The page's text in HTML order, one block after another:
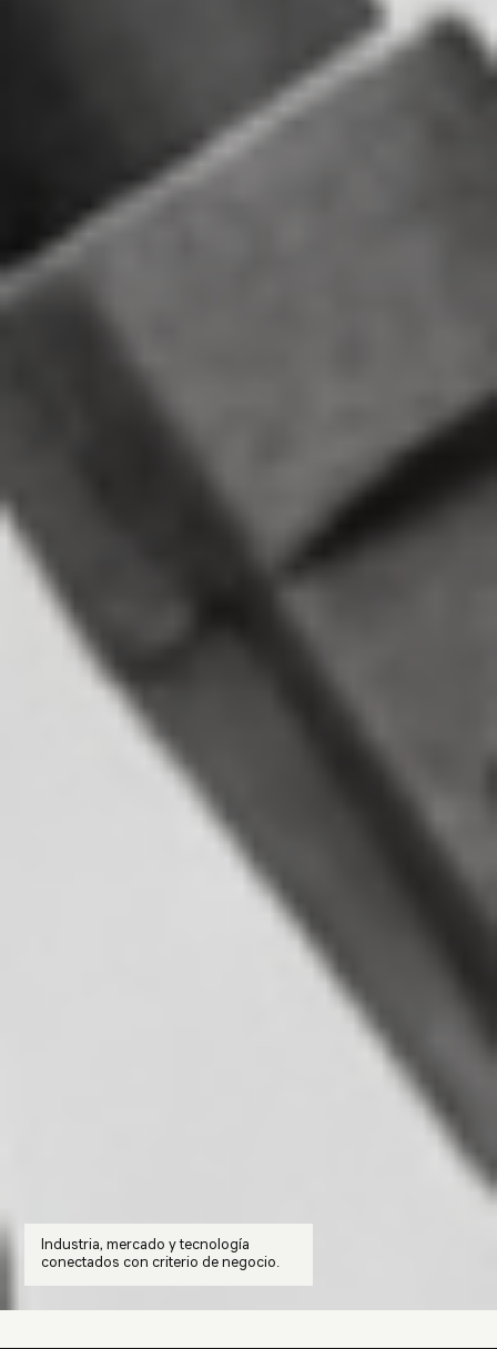
Industria, mercado y tecnología
conectados con criterio de negocio.